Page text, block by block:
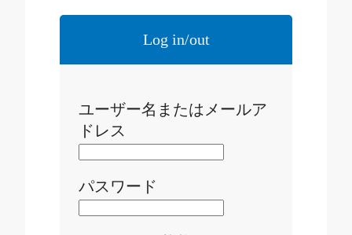
Log in/out
ユーザー名またはメールア
ドレス
パスワード